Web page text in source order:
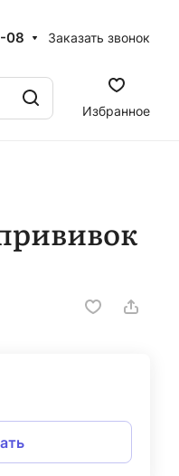
08 Заказать звонок
Избранное